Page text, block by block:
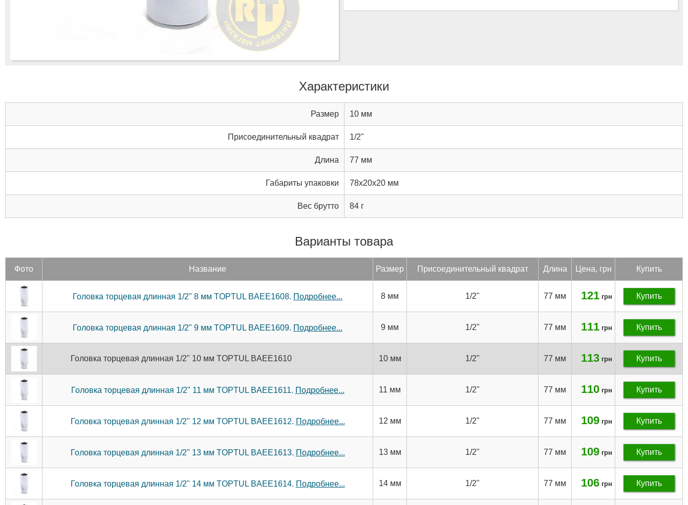
Характеристики
Размер 10 мм
Присоединительный квадрат 1/2"
Длина 77 мм
Габариты упаковки 78x20x20 мм
Вес брутто 84 г
Варианты товара
Фото Название Раз­мер При­со­еди­нитель­ный квад­рат Дли­на Цена, грн Купить
Головка торцевая длинная 1/2" 8 мм TOPTUL BAEE1608. Подробнее... 8 мм 1/2" 77 мм 121 грн Купить
Головка торцевая длинная 1/2" 9 мм TOPTUL BAEE1609. Подробнее... 9 мм 1/2" 77 мм 111 грн Купить
Головка торцевая длинная 1/2" 10 мм TOPTUL BAEE1610 10 мм 1/2" 77 мм 113 грн Купить
Головка торцевая длинная 1/2" 11 мм TOPTUL BAEE1611. Подробнее... 11 мм 1/2" 77 мм 110 грн Купить
Головка торцевая длинная 1/2" 12 мм TOPTUL BAEE1612. Подробнее... 12 мм 1/2" 77 мм 109 грн Купить
Головка торцевая длинная 1/2" 13 мм TOPTUL BAEE1613. Подробнее... 13 мм 1/2" 77 мм 109 грн Купить
Головка торцевая длинная 1/2" 14 мм TOPTUL BAEE1614. Подробнее... 14 мм 1/2" 77 мм 106 грн Купить